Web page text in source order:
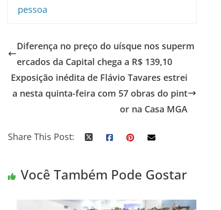
pessoa
Diferença no preço do uísque nos superm
ercados da Capital chega a R$ 139,10
Exposição inédita de Flávio Tavares estrei
a nesta quinta-feira com 57 obras do pint
or na Casa MGA
Share This Post:
Você Também Pode Gostar